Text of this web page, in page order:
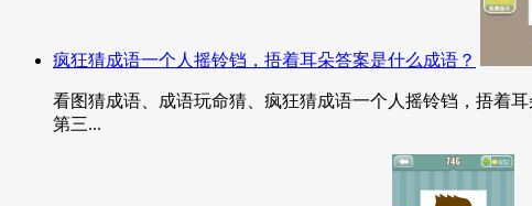
疯狂猜成语一个人摇铃铛，捂着耳朵答案是什么成语？
看图猜成语、成语玩命猜、疯狂猜成语一个人摇铃铛，捂着
第三...